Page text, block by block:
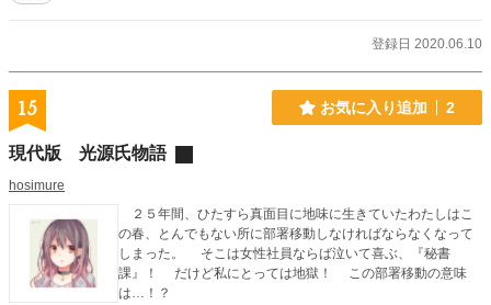
登録日 2020.06.10
15 お気に入り追加 2
現代版 光源氏物語
hosimure
２５年間、ひたすら真面目に地味に生きていたわたしはこ
の春、とんでもない所に部署移動しなければならなくなって
しまった。 そこは女性社員ならば泣いて喜ぶ、『秘書
課』！ だけど私にとっては地獄！ この部署移動の意味
は…！？